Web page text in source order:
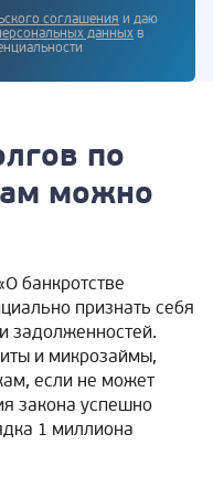
соглашения и даю
данных в
по
можно
банкротстве
признать себя
задолженностей.
и микрозаймы,
если не может
закона успешно
1 миллиона